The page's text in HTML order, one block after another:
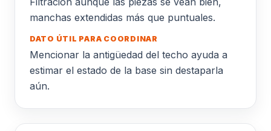
manchas extendidas más que puntuales.
DATO ÚTIL PARA COORDINAR
Mencionar la antigüedad del techo ayuda a
estimar el estado de la base sin destaparla
aún.